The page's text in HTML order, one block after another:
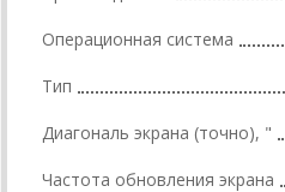
Операционная система
Тип
Диагональ экрана (точно), "
Частота обновления экрана